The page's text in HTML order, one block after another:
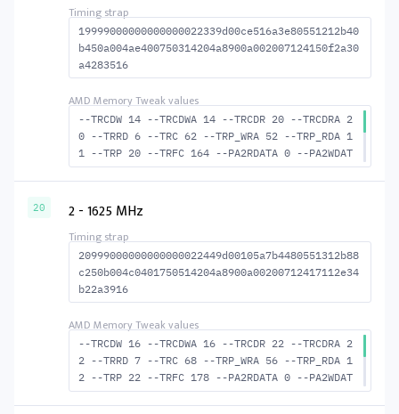
19999000000000000022339d00ce516a3e80551212b40
b450a004ae400750314204a8900a002007124150f2a30
a4283516
--TRCDW 14 --TRCDWA 14 --TRCDR 20 --TRCDRA 2
0 --TRRD 6 --TRC 62 --TRP_WRA 52 --TRP_RDA 1
1 --TRP 20 --TRFC 164 --PA2RDATA 0 --PA2WDAT
A 0 --TFAW 10 --TCRCRL 2 --TCRCWL 4 --TFAW32
-ACTWR 48 --RAS2RAS 164 --RP 40 --WRPLUSRP 5
20 2 - 1625 MHz
20999000000000000022449d00105a7b4480551312b88
c250b004c0401750514204a8900a00200712417112e34
b22a3916
--TRCDW 16 --TRCDWA 16 --TRCDR 22 --TRCDRA 2
2 --TRRD 7 --TRC 68 --TRP_WRA 56 --TRP_RDA 1
2 --TRP 22 --TRFC 178 --PA2RDATA 0 --PA2WDAT
A 0 --TFAW 12 --TCRCRL 2 --TCRCWL 4 --TFAW32